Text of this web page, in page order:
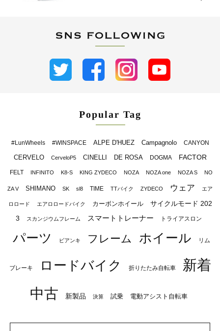
Popular Tag
#LunWheels #WINSPACE ALPE D'HUEZ Campagnolo CANYON
CERVELO CerveloP5 CINELLI DE ROSA DOGMA FACTOR
FELT INFINITO K8-S KING ZYDECO NOZA NOZA one NOZA S NO
ZA V SHIMANO SK sl8 TIME TTバイク ZYDECO ウェア エア
ロロード エアロロードバイク カーボンホイール
サイクルモード 202
3
スカンジウムフレーム スマートトレーナー トライアスロン
パーツ ビアンキ フレーム ホイール リム
ブレーキ ロードバイク 折りたたみ自転車
新着
中古
新製品 決算 試乗 電動アシスト自転車